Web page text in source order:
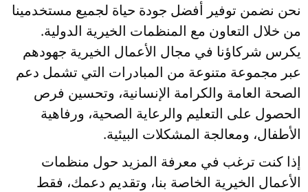
نحن نضمن توفير أفضل جودة حياة لجميع مستخدمينا
من خلال التعاون مع المنظمات الخيرية الدولية.
يكرس شركاؤنا في مجال الأعمال الخيرية جهودهم
عبر مجموعة متنوعة من المبادرات التي تشمل دعم
الصحة العامة والكرامة الإنسانية، وتحسين فرص
الحصول على التعليم والرعاية الصحية، ورفاهية
الأطفال، ومعالجة المشكلات البيئية.
إذا كنت ترغب في معرفة المزيد حول منظمات
الأعمال الخيرية الخاصة بنا، وتقديم دعمك، فقط